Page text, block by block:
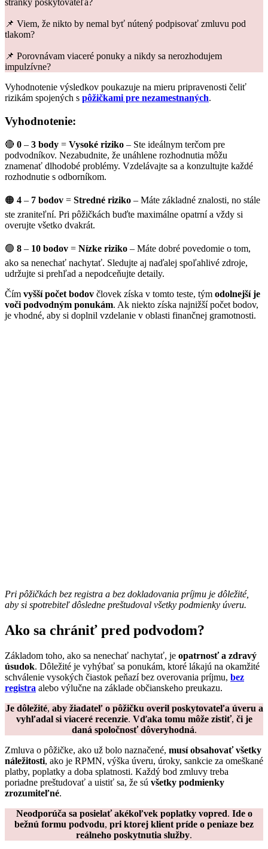
stránky poskytovateľa?
📌 Viem, že nikto by nemal byť nútený podpisovať zmluvu pod
tlakom?
📌 Porovnávam viaceré ponuky a nikdy sa nerozhodujem
impulzívne?
Vyhodnotenie výsledkov poukazuje na mieru pripravenosti čeliť
rizikám spojených s pôžičkami pre nezamestnaných.
Vyhodnotenie:
🔴 0 – 3 body = Vysoké riziko – Ste ideálnym terčom pre
podvodníkov. Nezabudnite, že unáhlene rozhodnutia môžu
znamenať dlhodobé problémy. Vzdelávajte sa a konzultujte každé
rozhodnutie s odborníkom.
🟠 4 – 7 bodov = Stredné riziko – Máte základné znalosti, no stále
ste zraniteľní. Pri pôžičkách buďte maximálne opatrní a vždy si
overujte všetko dvakrát.
🟢 8 – 10 bodov = Nízke riziko – Máte dobré povedomie o tom,
ako sa nenechať nachytať. Sledujte aj naďalej spoľahlivé zdroje,
udržujte si prehľad a nepodceňujte detaily.
Čím vyšší počet bodov človek získa v tomto teste, tým odolnejší je
voči podvodným ponukám. Ak niekto získa najnižší počet bodov,
je vhodné, aby si doplnil vzdelanie v oblasti finančnej gramotnosti.
Pri pôžičkách bez registra a bez dokladovania príjmu je dôležité,
aby si spotrebiteľ dôsledne preštudoval všetky podmienky úveru.
Ako sa chrániť pred podvodom?
Základom toho, ako sa nenechať nachytať, je opatrnosť a zdravý
úsudok. Dôležité je vyhýbať sa ponukám, ktoré lákajú na okamžité
schválenie vysokých čiastok peňazí bez overovania príjmu, bez
registra alebo výlučne na základe občianskeho preukazu.
Je dôležité, aby žiadateľ o pôžičku overil poskytovateľa úveru a
vyhľadal si viaceré recenzie. Vďaka tomu môže zistiť, či je
daná spoločnosť dôveryhodná.
Zmluva o pôžičke, ako už bolo naznačené, musí obsahovať všetky
náležitosti, ako je RPMN, výška úveru, úroky, sankcie za omeškané
platby, poplatky a doba splatnosti. Každý bod zmluvy treba
poriadne preštudovať a uistiť sa, že sú všetky podmienky
zrozumiteľné.
Neodporúča sa posielať akékoľvek poplatky vopred. Ide o
bežnú formu podvodu, pri ktorej klient príde o peniaze bez
reálneho poskytnutia služby.